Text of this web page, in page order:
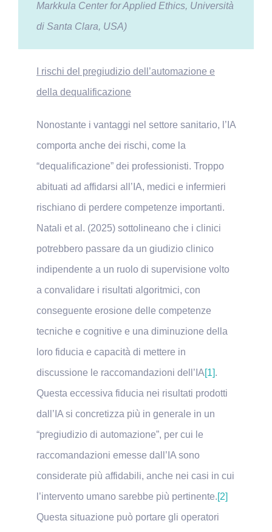
Markkula Center for Applied Ethics, Università
di Santa Clara, USA)
I rischi del pregiudizio dell’automazione e
della dequalificazione
Nonostante i vantaggi nel settore sanitario, l’IA
comporta anche dei rischi, come la
“dequalificazione” dei professionisti. Troppo
abituati ad affidarsi all’IA, medici e infermieri
rischiano di perdere competenze importanti.
Natali et al. (2025) sottolineano che i clinici
potrebbero passare da un giudizio clinico
indipendente a un ruolo di supervisione volto
a convalidare i risultati algoritmici, con
conseguente erosione delle competenze
tecniche e cognitive e una diminuzione della
loro fiducia e capacità di mettere in
discussione le raccomandazioni dell’IA[1].
Questa eccessiva fiducia nei risultati prodotti
dall’IA si concretizza più in generale in un
“pregiudizio di automazione”, per cui le
raccomandazioni emesse dall’IA sono
considerate più affidabili, anche nei casi in cui
l’intervento umano sarebbe più pertinente.[2]
Questa situazione può portare gli operatori